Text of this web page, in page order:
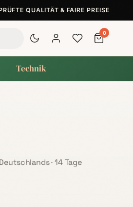
QUALITÄT & FAIRE PREISE
0
Technik
· 14 Tage